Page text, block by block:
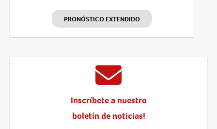
PRONÓSTICO EXTENDIDO
Inscríbete a nuestro
boletín de noticias!